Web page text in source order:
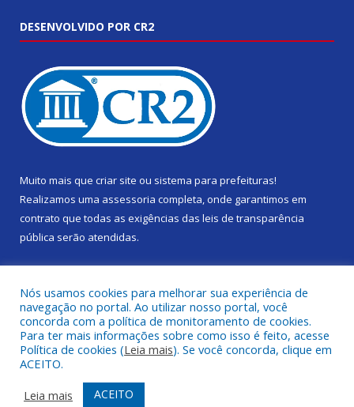
DESENVOLVIDO POR CR2
Muito mais que criar site ou sistema para prefeituras!
Realizamos uma assessoria completa, onde garantimos em
contrato que todas as exigências das leis de transparência
pública serão atendidas.
Todos os direitos reservados a Câmara Municipal de Gurupá.
Mapa do Site
Acessar Área Administrativa
Nós usamos cookies para melhorar sua experiência de
navegação no portal. Ao utilizar nosso portal, você
concorda com a política de monitoramento de cookies.
Para ter mais informações sobre como isso é feito, acesse
Política de cookies (Leia mais). Se você concorda, clique em
ACEITO.
Leia mais
ACEITO